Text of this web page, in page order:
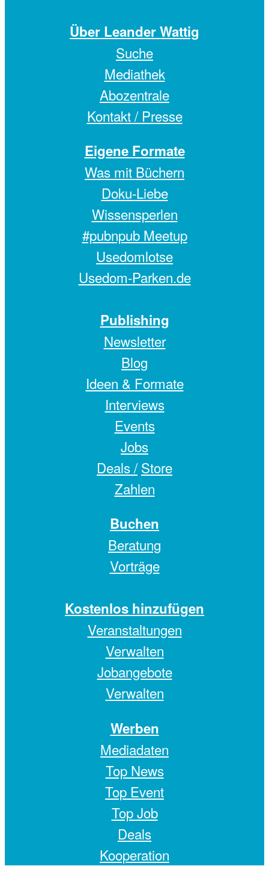
Über Leander Wattig
Suche
Mediathek
Abozentrale
Kontakt / Presse
Eigene Formate
Was mit Büchern
Doku-Liebe
Wissensperlen
#pubnpub Meetup
Usedomlotse
Usedom-Parken.de
Publishing
Newsletter
Blog
Ideen & Formate
Interviews
Events
Jobs
Deals / Store
Zahlen
Buchen
Beratung
Vorträge
Kostenlos hinzufügen
Veranstaltungen
Verwalten
Jobangebote
Verwalten
Werben
Mediadaten
Top News
Top Event
Top Job
Deals
Kooperation